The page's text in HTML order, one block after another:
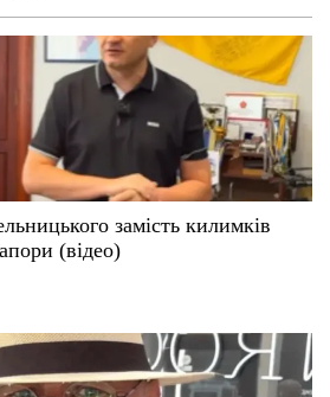
замість килимків
(відео)